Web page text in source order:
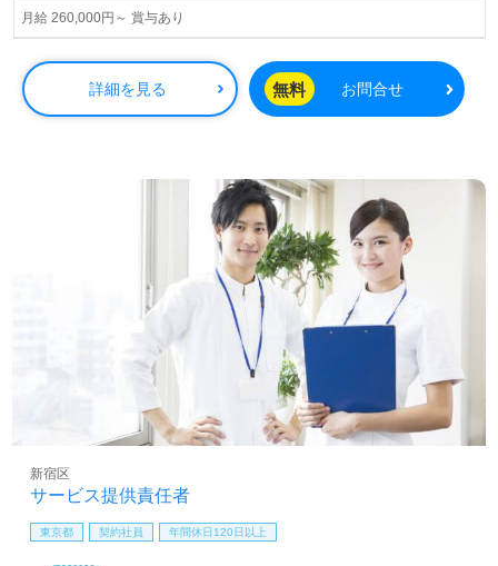
月給 260,000円～ 賞与あり
詳細を見る 無料 お問合せ
サービス提供責任者
新宿区
東京都 契約社員 年間休日120日以上